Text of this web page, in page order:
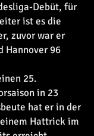
Debüt, für
ist es die
zuvor war er
Hannover 96
25.
in 23
hat er in der
Hattrick im